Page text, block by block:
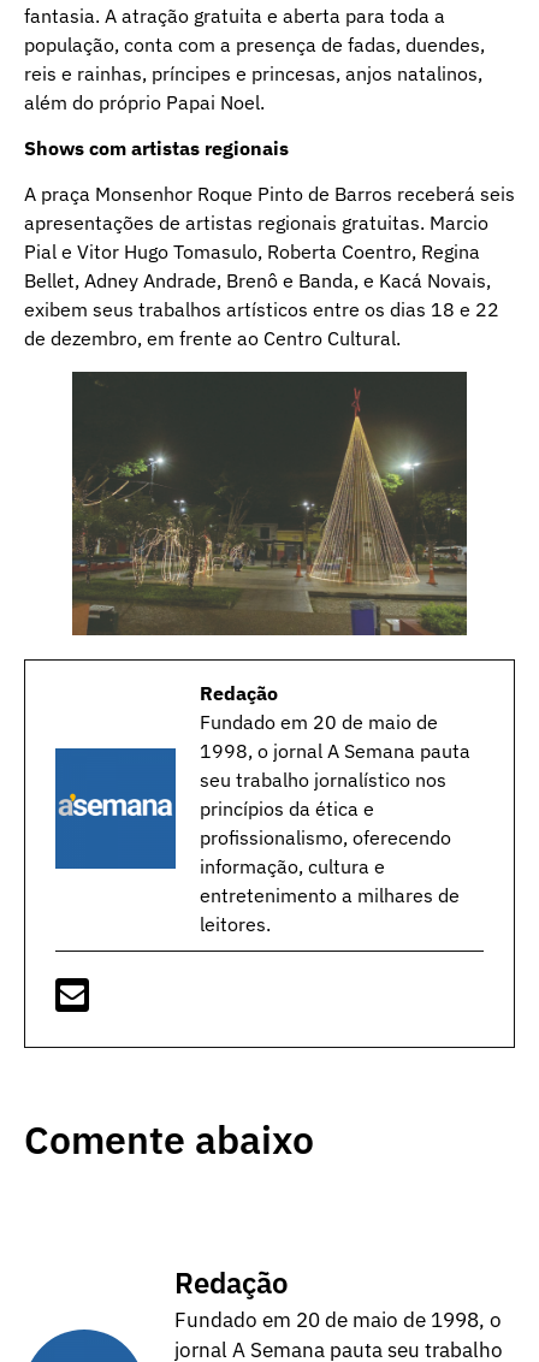
fantasia. A atração gratuita e aberta para toda a
população, conta com a presença de fadas, duendes,
reis e rainhas, príncipes e princesas, anjos natalinos,
além do próprio Papai Noel.
Shows com artistas regionais
A praça Monsenhor Roque Pinto de Barros receberá seis
apresentações de artistas regionais gratuitas. Marcio
Pial e Vitor Hugo Tomasulo, Roberta Coentro, Regina
Bellet, Adney Andrade, Brenô e Banda, e Kacá Novais,
exibem seus trabalhos artísticos entre os dias 18 e 22
de dezembro, em frente ao Centro Cultural.
Redação
Fundado em 20 de maio de
1998, o jornal A Semana pauta
seu trabalho jornalístico nos
princípios da ética e
profissionalismo, oferecendo
informação, cultura e
entretenimento a milhares de
leitores.
Comente abaixo
Redação
Fundado em 20 de maio de 1998, o
jornal A Semana pauta seu trabalho